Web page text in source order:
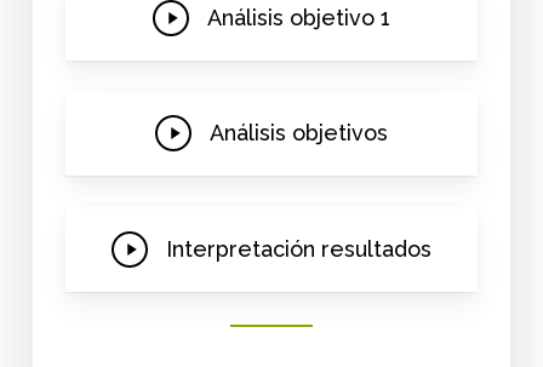
Play
Análisis objetivo 1
Play
Análisis objetivos
Play
Interpretación resultados